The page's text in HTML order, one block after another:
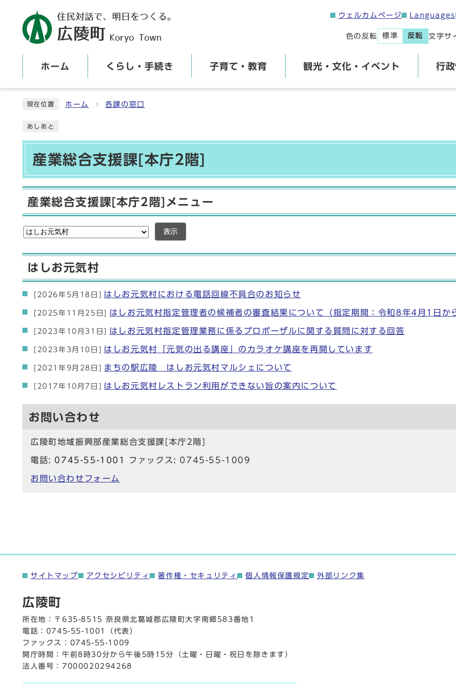
ウェルカムページ Languages
色の反転 標準 反転 文字サ
ホーム くらし・手続き 子育て・教育 観光・文化・イベント 行
現在位置 ホーム 各課の窓口
あしあと
産業総合支援課[本庁2階]
産業総合支援課[本庁2階]メニュー
表示
はしお元気村
[2026年5月18日] はしお元気村における電話回線不具合のお知らせ
[2025年11月25日] はしお元気村指定管理者の候補者の審査結果について（指定期間：令和8年4月1日
[2023年10月31日] はしお元気村指定管理業務に係るプロポーザルに関する質問に対する回答
[2023年3月10日] はしお元気村「元気の出る講座」のカラオケ講座を再開しています
[2021年9月28日] まちの駅広陵 はしお元気村マルシェについて
[2017年10月7日] はしお元気村レストラン利用ができない旨の案内について
お問い合わせ
広陵町地域振興部産業総合支援課[本庁2階]
電話: 0745-55-1001 ファックス: 0745-55-1009
お問い合わせフォーム
サイトマップ アクセシビリティ 著作権・セキュリティ 個人情報保護規定 外部リンク集
広陵町
所在地：〒635-8515 奈良県北葛城郡広陵町大字南郷583番地1
電話： 0745-55-1001
（代表）
ファックス：0745-55-1009
開庁時間：午前8時30分から午後5時15分（土曜・日曜・祝日を除きます）
法人番号：7000020294268